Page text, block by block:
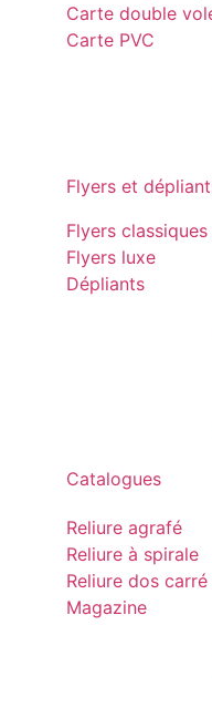
Carte double
Carte PVC
Flyers et
Flyers classiques
Flyers luxe
Dépliants
Catalogues
Reliure agrafé
Reliure à spirale
Reliure dos
Magazine